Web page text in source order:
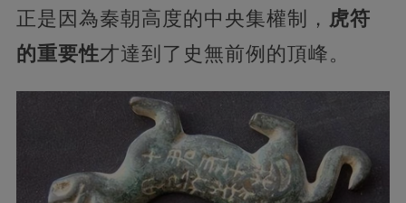
正是因為秦朝高度的中央集權制， 虎符
的重要性才達到了史無前例的頂峰。